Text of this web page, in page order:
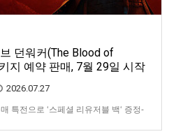
던워커(The Blood of
지 예약 판매, 7월 29일 시작
2026.07.27
특전으로 ‘스페셜 리유저블 백‘ 증정-